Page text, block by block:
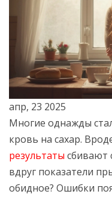
апр, 23 2025
Многие однажды
кровь на сахар.
результаты сбивают
вдруг показатели
обидное? Ошибки